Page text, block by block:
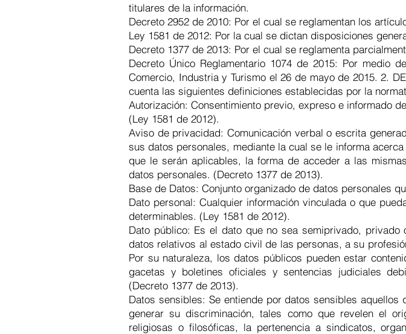
titulares de la información.
Decreto 2952 de 2010: Por el cual se reglamentan los
Ley 1581 de 2012: Por la cual se dictan disposiciones
Decreto 1377 de 2013: Por el cual se reglamenta
Decreto Único Reglamentario 1074 de 2015: Por medio
Comercio, Industria y Turismo el 26 de mayo de 2015. 2.
cuenta las siguientes definiciones establecidas por la
Autorización: Consentimiento previo, expreso e informado
(Ley 1581 de 2012).
Aviso de privacidad: Comunicación verbal o escrita
sus datos personales, mediante la cual se le informa
que le serán aplicables, la forma de acceder a las
datos personales. (Decreto 1377 de 2013).
Base de Datos: Conjunto organizado de datos personales
Dato personal: Cualquier información vinculada o que
determinables. (Ley 1581 de 2012).
Dato público: Es el dato que no sea semiprivado,
datos relativos al estado civil de las personas, a su
Por su naturaleza, los datos públicos pueden estar
gacetas y boletines oficiales y sentencias judiciales
(Decreto 1377 de 2013).
Datos sensibles: Se entiende por datos sensibles
generar su discriminación, tales como que revelen el
religiosas o filosóficas, la pertenencia a sindicatos,